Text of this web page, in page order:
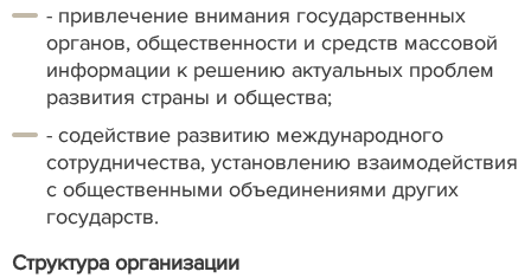
- привлечение внимания государственных
органов, общественности и средств массовой
информации к решению актуальных проблем
развития страны и общества;
- содействие развитию международного
сотрудничества, установлению взаимодействия
с общественными объединениями других
государств.
Структура организации